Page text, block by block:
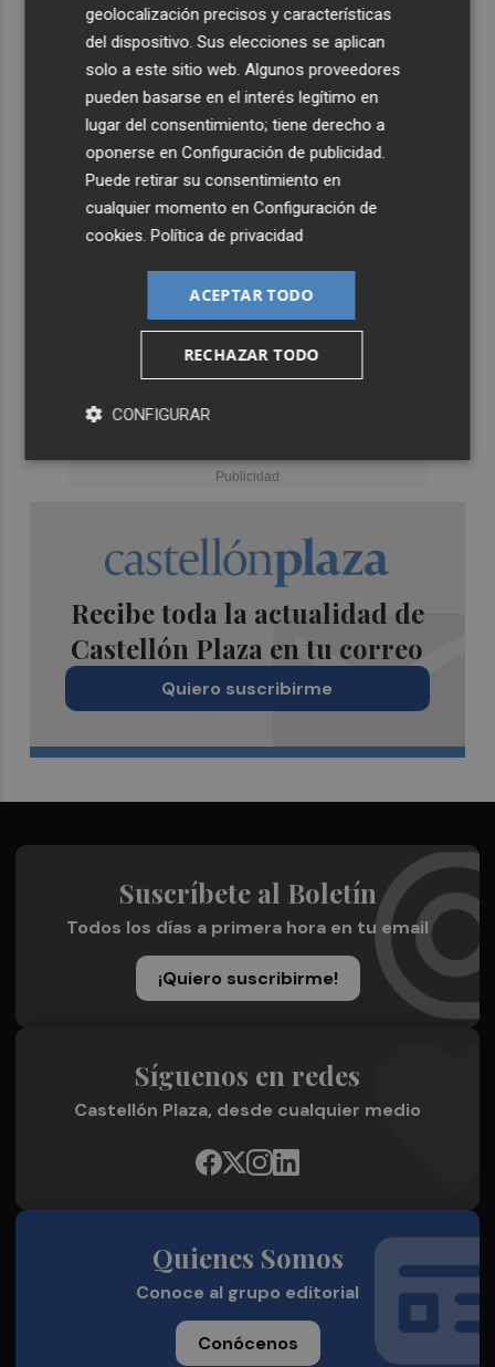
Estos son los estrenos que abren la cartelera en agosto:
de la comedia 'El último mono' a una nueva entrega de
'La Patrulla Canina'
Recibe toda la actualidad de
Castellón Plaza en tu correo
Quiero suscribirme
Suscríbete al Boletín
Todos los días a primera hora en tu email
¡Quiero suscribirme!
Síguenos en redes
Castellón Plaza, desde cualquier medio
Quienes Somos
Conoce al grupo editorial
Conócenos
geolocalización precisos y características
del dispositivo. Sus elecciones se aplican
solo a este sitio web. Algunos proveedores
pueden basarse en el interés legítimo en
lugar del consentimiento; tiene derecho a
oponerse enConfiguración de publicidad.
Puede retirar su consentimiento en
cualquier momento enConfiguración de
cookies.Política de privacidad
ACEPTAR TODO
RECHAZAR TODO
CONFIGURAR